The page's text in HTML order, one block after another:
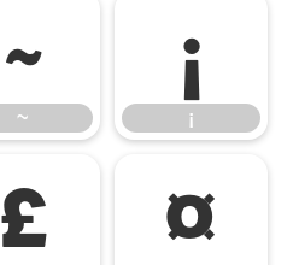
~
~
¡
¡
£ ¤